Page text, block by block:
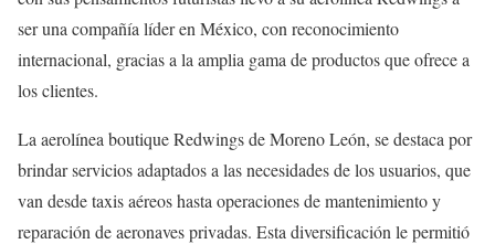
ser una compañía líder en México, con reconocimiento
internacional, gracias a la amplia gama de productos que ofrece a
los clientes.
La aerolínea boutique Redwings de Moreno León, se destaca por
brindar servicios adaptados a las necesidades de los usuarios, que
van desde taxis aéreos hasta operaciones de mantenimiento y
reparación de aeronaves privadas. Esta diversificación le permitió